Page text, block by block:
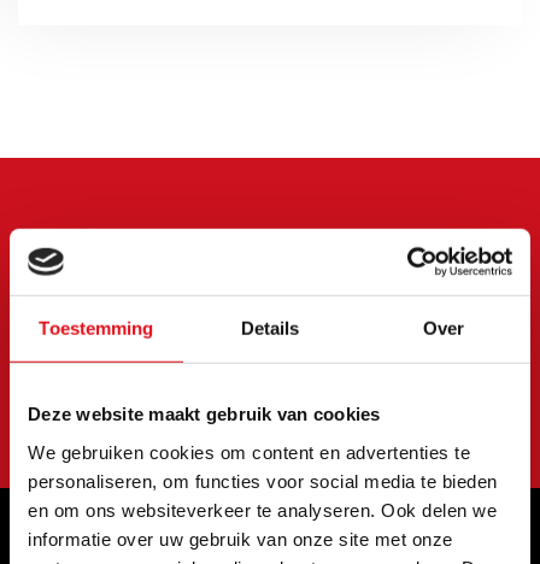
Toestemming Details Over
Deze website maakt gebruik van cookies
We gebruiken cookies om content en advertenties te
personaliseren, om functies voor social media te bieden
en om ons websiteverkeer te analyseren. Ook delen we
informatie over uw gebruik van onze site met onze
Meld je aan voor onze
nieuwsbrief
Blijf op de hoogte van onze laatste acties en